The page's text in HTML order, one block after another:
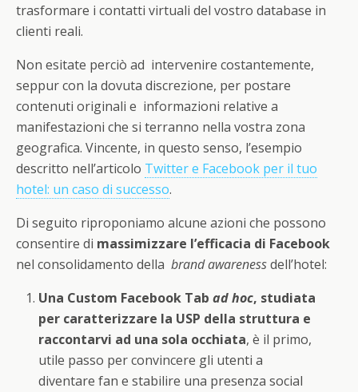
trasformare i contatti virtuali del vostro database in
clienti reali.
Non esitate perciò ad intervenire costantemente,
seppur con la dovuta discrezione, per postare
contenuti originali e informazioni relative a
manifestazioni che si terranno nella vostra zona
geografica. Vincente, in questo senso, l’esempio
descritto nell’articolo Twitter e Facebook per il tuo
hotel: un caso di successo.
Di seguito riproponiamo alcune azioni che possono
consentire di massimizzare l’efficacia di Facebook
nel consolidamento della brand awarenessdell’hotel:
Una Custom Facebook Tabad hoc, studiata
per caratterizzare la USP della struttura e
raccontarvi ad una sola occhiata, è il primo,
utile passo per convincere gli utenti a
diventare fan e stabilire una presenza social